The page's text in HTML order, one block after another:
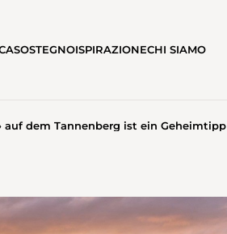
SOSTEGNOISPIRAZIONECHI SIAMO
auf dem Tannenberg ist ein Geheimtipp